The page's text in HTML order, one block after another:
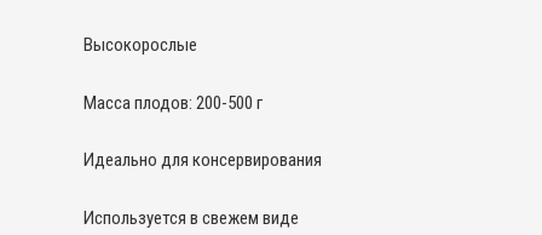
Высокорослые
Масса плодов: 200-500 г
Идеально для консервирования
Используется в свежем виде